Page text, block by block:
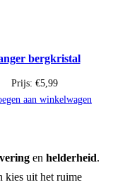
bergkristal
Prijs: €5,99
aan winkelwagen
en helderheid.
kies uit het ruime